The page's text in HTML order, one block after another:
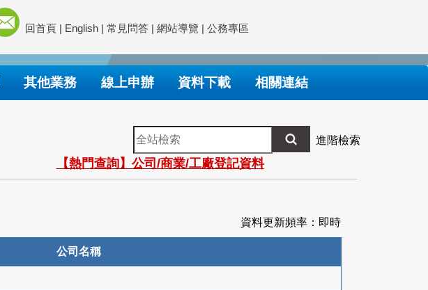
回首頁 | English | 常見問答 | 網站導覽 | 公務專區
其他業務 線上申辦 資料下載 相關連結
全
站
檢
索
進階檢索
【熱門查詢】公司/商業/工廠登記資料
資料更新頻率：即時
公司名稱